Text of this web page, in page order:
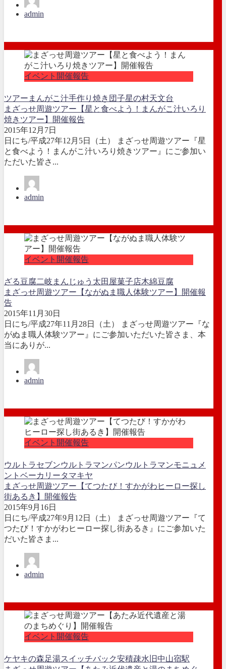
admin
イベント開催報告
ツアー まんがこ汁手作り焼き団子星の村天文台
まざっせ周遊ツアー【星と食べよう！まんがこ汁いろり
焼きツアー】開催報告
2015年12月7日
日にち/平成27年12月5日（土） まざっせ周遊ツアー『星
と食べよう！まんがこ汁いろり焼きツアー』にご参加い
ただいた皆さ...
admin
イベント開催報告
ざる豆腐二岐まんじゅう 太田屋菓子店木綿豆腐
まざっせ周遊ツアー【ながぬま職人体験ツアー】開催報
告
2015年11月30日
日にち/平成27年11月28日（土） まざっせ周遊ツアー『な
がぬま職人体験ツアー』にご参加いただいた皆さま、本
当にありが...
admin
イベント開催報告
ウルトラセブンウルトラマンパンウルトラマンモニュメ
ント ベーカリータマキヤ
まざっせ周遊ツアー【てつたび！すかがわヒーロー探し
街あるき】開催報告
2015年9月16日
日にち/平成27年9月12日（土） まざっせ周遊ツアー『て
つたび！すかがわヒーロー探し街あるき』にご参加いた
だいた皆さま...
admin
イベント開催報告
ケヤキの森足湯スイッチバック安積疎水 旧中山宿駅